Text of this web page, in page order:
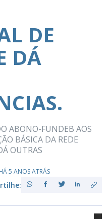
DE
DÁ
ABONO-FUNDEB AOS
BÁSICA DA REDE
OUTRAS
5 ANOS ATRÁS